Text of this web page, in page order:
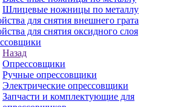
Шлицевые ножницы по металлу
для снятия внешнего грата
для снятия оксидного слоя
Назад
Опрессовщики
Ручные опрессовщики
Электрические опрессовщики
Запчасти и комплектующие для